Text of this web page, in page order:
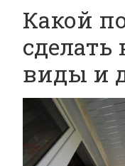
Какой
сделать
виды и